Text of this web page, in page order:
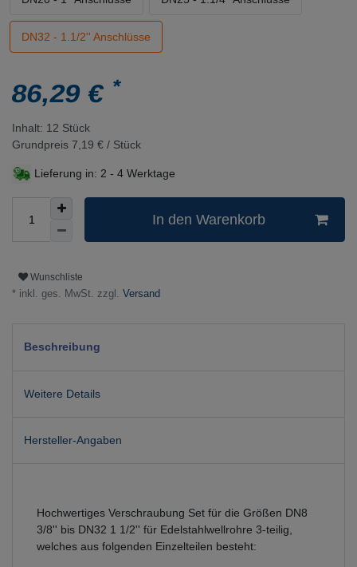
DN32 - 1.1/2'' Anschlüsse
86,29 €*
Inhalt: 12 Stück
Grundpreis 7,19 € / Stück
Lieferung in: 2 - 4 Werktage
In den Warenkorb
Wunschliste
* inkl. ges. MwSt. zzgl. Versand
Beschreibung
Weitere Details
Hersteller-Angaben
Hochwertiges Verschraubung Set für die Größen DN8
3/8'' bis DN32 1 1/2'' für Edelstahlwellrohre 3-teilig,
welches aus folgenden Einzelteilen besteht: